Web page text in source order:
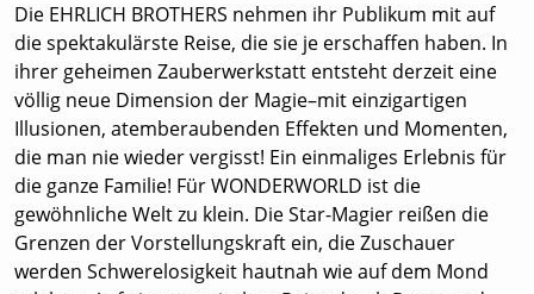
Die EHRLICH BROTHERS nehmen ihr Publikum mit auf
die spektakulärste Reise, die sie je erschaffen haben. In
ihrer geheimen Zauberwerkstatt entsteht derzeit eine
völlig neue Dimension der Magie–mit einzigartigen
Illusionen, atemberaubenden Effekten und Momenten,
die man nie wieder vergisst! Ein einmaliges Erlebnis für
die ganze Familie! Für WONDERWORLD ist die
gewöhnliche Welt zu klein. Die Star-Magier reißen die
Grenzen der Vorstellungskraft ein, die Zuschauer
werden Schwerelosigkeit hautnah wie auf dem Mond